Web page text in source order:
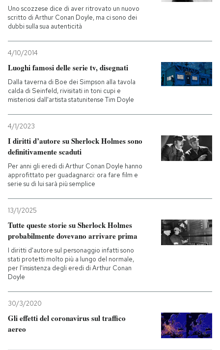
CALENDARIO
AREA PERSONALE
Uno scozzese dice di aver ritrovato un nuovo
scritto di Arthur Conan Doyle, ma ci sono dei
dubbi sulla sua autenticità
4/10/2014
Luoghi famosi delle serie tv, disegnati
Dalla taverna di Boe dei Simpson alla tavola
calda di Seinfeld, rivisitati in toni cupi e
misteriosi dall'artista statunitense Tim Doyle
4/1/2023
I diritti d’autore su Sherlock Holmes sono
definitivamente scaduti
Per anni gli eredi di Arthur Conan Doyle hanno
approfittato per guadagnarci: ora fare film e
serie su di lui sarà più semplice
13/1/2025
Tutte queste storie su Sherlock Holmes
probabilmente dovevano arrivare prima
I diritti d'autore sul personaggio infatti sono
stati protetti molto più a lungo del normale,
per l'insistenza degli eredi di Arthur Conan
Doyle
30/3/2020
Gli effetti del coronavirus sul traffico
aereo